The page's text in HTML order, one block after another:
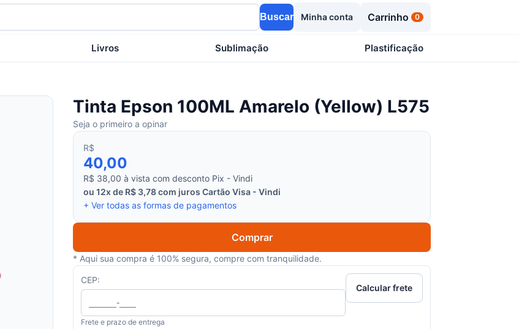
Buscar Minha conta Carrinho 0
Livros Sublimação Plastificação
Tinta Epson 100ML Amarelo (Yellow) L575
Seja o primeiro a opinar
R$
40,00
R$ 38,00 à vista com desconto Pix - Vindi
ou 12x de R$ 3,78 com juros Cartão Visa - Vindi
+ Ver todas as formas de pagamentos
Comprar
* Aqui sua compra é 100% segura, compre com tranquilidade.
CEP:
Calcular frete
Frete e prazo de entrega